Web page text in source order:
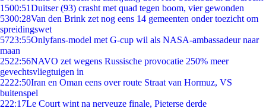
1500:51Duitser (93) crasht met quad tegen boom, vier gewonden
5300:28Van den Brink zet nog eens 14 gemeenten onder toezicht om
spreidingswet
5723:55Onlyfans-model met G-cup wil als NASA-ambassadeur naar
maan
2522:56NAVO zet wegens Russische provocatie 250% meer
gevechtsvliegtuigen in
2222:50Iran en Oman eens over route Straat van Hormuz, VS
buitenspel
222:17Le Court wint na nerveuze finale, Pieterse derde